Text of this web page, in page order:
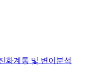
화계통 및 변이분석